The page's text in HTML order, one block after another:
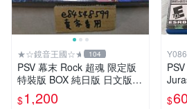
★☆鏡音王國☆★ 104
PSV 幕末 Rock 超魂 限定版
特裝版 BOX 純日版 日文版
二手良品
$1,200
$